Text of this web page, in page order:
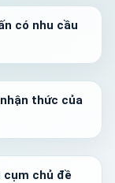
có nhu cầu
thức của
cụm chủ đề